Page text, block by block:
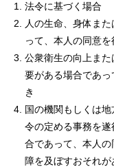
法令に基づく場合
人の生命、身体ま
って、本人の同意
公衆衛生の向上ま
要がある場合であ
き
国の機関もしくは
令の定める事務を
合であって、本人
障を及ぼすおそれが